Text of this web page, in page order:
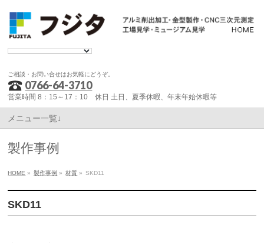
ご相談・お問い合せはお気軽にどうぞ。
0766-64-3710
営業時間 8：15～17：10 休日 土日、夏季休暇、年末年始休暇等
メニュー一覧↓
製作事例
HOME » 製作事例 » 材質 » SKD11
SKD11